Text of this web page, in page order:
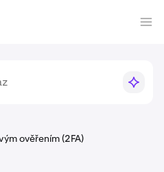
ověřením (2FA)